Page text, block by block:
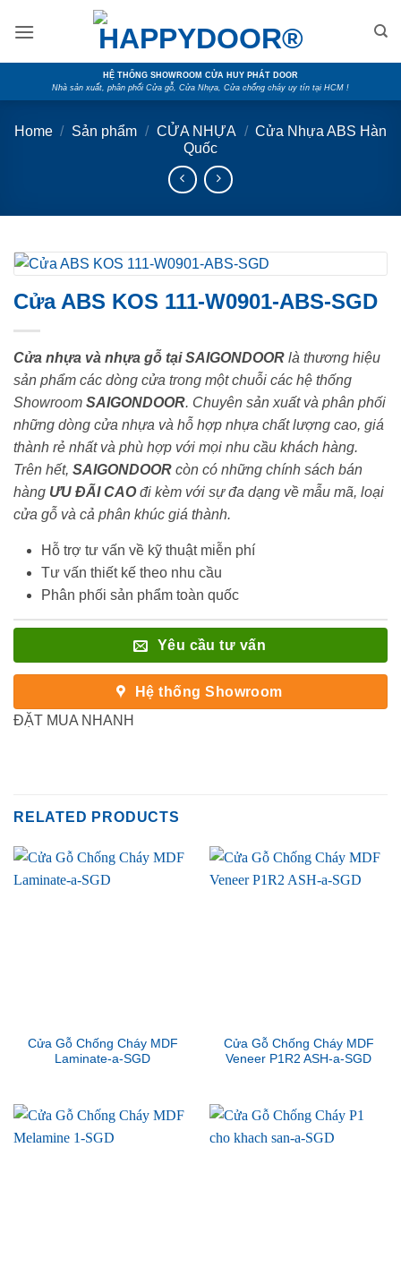
HỆ THỐNG SHOWROOM CỬA HUY PHÁT DOOR
Nhà sản xuất, phân phối Cửa gỗ, Cửa Nhựa, Cửa chống cháy uy tín tại HCM !
Home / Sản phẩm / CỬA NHỰA / Cửa Nhựa ABS Hàn
Quốc
Cửa ABS KOS 111-W0901-ABS-SGD
Cửa nhựa và nhựa gỗ tại SAIGONDOOR là thương hiệu
sản phẩm các dòng cửa trong một chuỗi các hệ thống
Showroom SAIGONDOOR. Chuyên sản xuất và phân phối
những dòng cửa nhựa và hỗ hợp nhựa chất lượng cao, giá
thành rẻ nhất và phù hợp với mọi nhu cầu khách hàng.
Trên hết, SAIGONDOOR còn có những chính sách bán
hàng ƯU ĐÃI CAOđi kèm với sự đa dạng về mẫu mã, loại
cửa gỗ và cả phân khúc giá thành.
Hỗ trợ tư vấn về kỹ thuật miễn phí
Tư vấn thiết kế theo nhu cầu
Phân phối sản phẩm toàn quốc
Yêu cầu tư vấn
Hệ thống Showroom
ĐẶT MUA NHANH
RELATED PRODUCTS
Cửa Gỗ Chống Cháy MDF
Laminate-a-SGD
Cửa Gỗ Chống Cháy MDF
Veneer P1R2 ASH-a-SGD